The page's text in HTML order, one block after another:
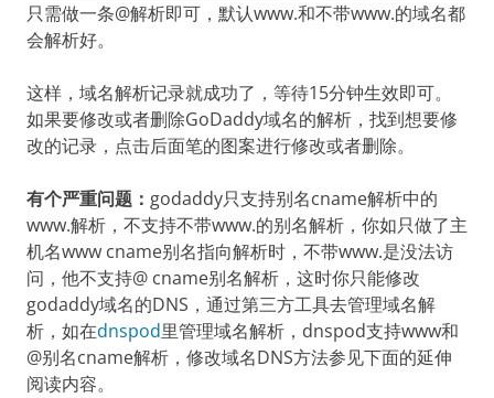
只需做一条@解析即可，默认www.和不带www.的域名都
会解析好。
这样，域名解析记录就成功了，等待15分钟生效即可。
如果要修改或者删除GoDaddy域名的解析，找到想要修
改的记录，点击后面笔的图案进行修改或者删除。
有个严重问题： godaddy只支持别名cname解析中的
www.解析，不支持不带www.的别名解析，你如只做了主
机名www cname别名指向解析时，不带www.是没法访
问，他不支持@ cname别名解析，这时你只能修改
godaddy域名的DNS，通过第三方工具去管理域名解
析，如在dnspod里管理域名解析，dnspod支持www和
@别名cname解析，修改域名DNS方法参见下面的延伸
阅读内容。